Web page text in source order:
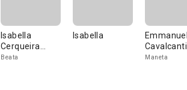
Isabella
Cerqueira
Campos
Beata
Isabella
Emmanuel
Cavalcanti
Maneta